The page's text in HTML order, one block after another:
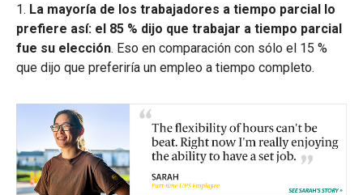
1. La mayoría de los trabajadores a tiempo parcial lo
prefiere así: el 85 % dijo que trabajar a tiempo parcial
fue su elección. Eso en comparación con sólo el 15 %
que dijo que preferiría un empleo a tiempo completo.